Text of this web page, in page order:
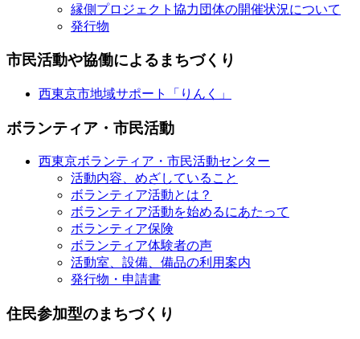
縁側プロジェクト協力団体の開催状況について
発行物
市民活動や協働によるまちづくり
西東京市地域サポート「りんく」
ボランティア・市民活動
西東京ボランティア・市民活動センター
活動内容、めざしていること
ボランティア活動とは？
ボランティア活動を始めるにあたって
ボランティア保険
ボランティア体験者の声
活動室、設備、備品の利用案内
発行物・申請書
住民参加型のまちづくり